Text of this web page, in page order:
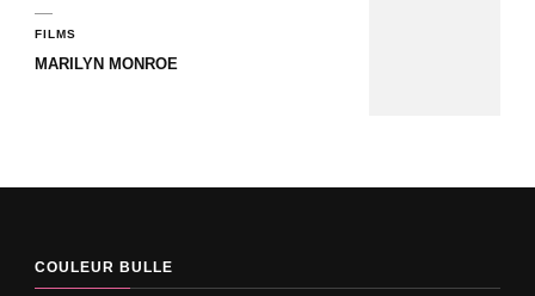
FILMS
​MARILYN MONROE
COULEUR BULLE